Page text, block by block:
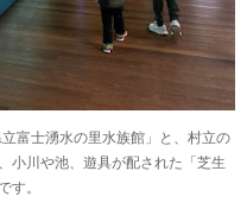
富士湧水の里水族館」と、村立の
小川や池、遊具が配された「芝生
す。